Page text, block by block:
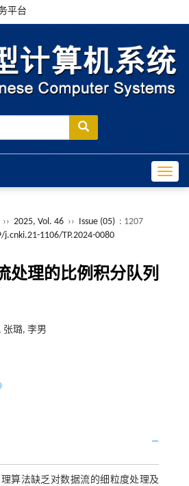
平台
›› 2025, Vol. 46 ›› Issue (05) : 1207
j.cnki.21-1106/TP.2024-0080
处理的比例积分队列
张璐, 李男
算法缺乏对数据流的细粒度处理及